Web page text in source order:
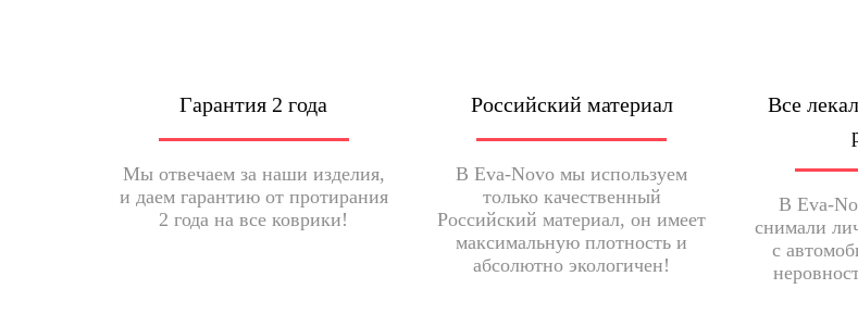
Гарантия 2 года
Мы отвечаем за наши изделия,
и даем гарантию от протирания
2 года на все коврики!
Российский материал
В Eva-Novo мы используем
только качественный
Российский материал, он имеет
максимальную плотность и
абсолютно экологичен!
Все
В Eva-
снимали
с